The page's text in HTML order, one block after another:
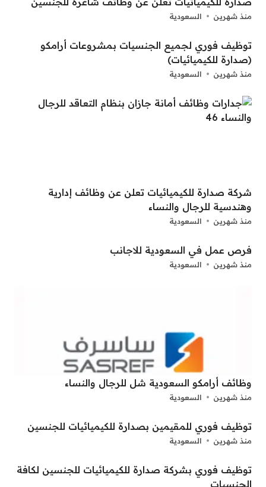
منذ شهرين السعودية
توظيف فوري لجميع الجنسيات بمشروعات أرامكو
(صدارة للكيميائيات)
منذ شهرين السعودية
شركة صدارة للكيميائيات تعلن عن وظائف إدارية
وهندسية للرجال والنساء
منذ شهرين السعودية
فرص عمل في السعودية للاجانب
منذ شهرين السعودية
وظائف أرامكو السعودية شل للرجال والنساء
منذ شهرين السعودية
توظيف فوري للمقيمين بصدارة للكيميائيات للجنسين
منذ شهرين السعودية
توظيف فوري بشركة صدارة للكيميائيات للجنسين لكافة
الجنسيات